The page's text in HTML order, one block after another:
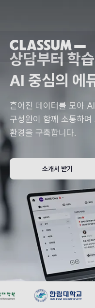
상담부터 학
AI 중심의 에
구성원이 함께 소통하
환경을 구축합니다.
소개서 받기